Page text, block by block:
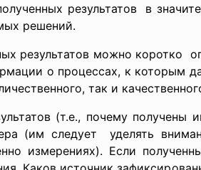
результатов в
решений.
результатов можно коротко
о процессах, к которым
так и
(т.е., почему
(им следует уделять
измерениях). Если